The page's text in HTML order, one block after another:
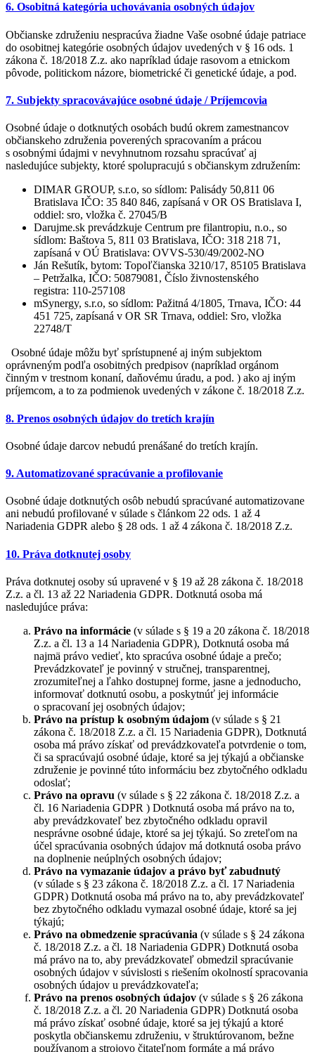
6. Osobitná kategória uchovávania osobných údajov
Občianske združeniu nespracúva žiadne Vaše osobné údaje patriace
do osobitnej kategórie osobných údajov uvedených v § 16 ods. 1
zákona č. 18/2018 Z.z. ako napríklad údaje rasovom a etnickom
pôvode, politickom názore, biometrické či genetické údaje, a pod.
7. Subjekty spracovávajúce osobné údaje / Príjemcovia
Osobné údaje o dotknutých osobách budú okrem zamestnancov
občianskeho združenia poverených spracovaním a prácou
s osobnými údajmi v nevyhnutnom rozsahu spracúvať aj
nasledujúce subjekty, ktoré spolupracujú s občianskym združením:
DIMAR GROUP, s.r.o, so sídlom: Palisády 50,811 06
Bratislava IČO: 35 840 846, zapísaná v OR OS Bratislava I,
oddiel: sro, vložka č. 27045/B
Darujme.sk prevádzkuje Centrum pre filantropiu, n.o., so
sídlom: Baštova 5, 811 03 Bratislava, IČO: 318 218 71,
zapísaná v OÚ Bratislava: OVVS-530/49/2002-NO
Ján Rešutík, bytom: Topoľčianska 3210/17, 85105 Bratislava
– Petržalka, IČO: 50879081, Číslo živnostenského
registra: 110-257108
mSynergy, s.r.o, so sídlom: Pažitná 4/1805, Trnava, IČO: 44
451 725, zapísaná v OR SR Trnava, oddiel: Sro, vložka
22748/T
Osobné údaje môžu byť sprístupnené aj iným subjektom
oprávneným podľa osobitných predpisov (napríklad orgánom
činným v trestnom konaní, daňovému úradu, a pod. ) ako aj iným
príjemcom, a to za podmienok uvedených v zákone č. 18/2018 Z.z.
8. Prenos osobných údajov do tretích krajín
Osobné údaje darcov nebudú prenášané do tretích krajín.
9. Automatizované spracúvanie a profilovanie
Osobné údaje dotknutých osôb nebudú spracúvané automatizovane
ani nebudú profilované v súlade s článkom 22 ods. 1 až 4
Nariadenia GDPR alebo § 28 ods. 1 až 4 zákona č. 18/2018 Z.z.
10. Práva dotknutej osoby
Práva dotknutej osoby sú upravené v § 19 až 28 zákona č. 18/2018
Z.z. a čl. 13 až 22 Nariadenia GDPR. Dotknutá osoba má
nasledujúce práva:
Právo na informácie (v súlade s § 19 a 20 zákona č. 18/2018
Z.z. a čl. 13 a 14 Nariadenia GDPR), Dotknutá osoba má
najmä právo vedieť, kto spracúva osobné údaje a prečo;
Prevádzkovateľ je povinný v stručnej, transparentnej,
zrozumiteľnej a ľahko dostupnej forme, jasne a jednoducho,
informovať dotknutú osobu, a poskytnúť jej informácie
o spracovaní jej osobných údajov;
Právo na prístup k osobným údajom (v súlade s § 21
zákona č. 18/2018 Z.z. a čl. 15 Nariadenia GDPR), Dotknutá
osoba má právo získať od prevádzkovateľa potvrdenie o tom,
či sa spracúvajú osobné údaje, ktoré sa jej týkajú a občianske
združenie je povinné túto informáciu bez zbytočného odkladu
odoslať;
Právo na opravu (v súlade s § 22 zákona č. 18/2018 Z.z. a
čl. 16 Nariadenia GDPR ) Dotknutá osoba má právo na to,
aby prevádzkovateľ bez zbytočného odkladu opravil
nesprávne osobné údaje, ktoré sa jej týkajú. So zreteľom na
účel spracúvania osobných údajov má dotknutá osoba právo
na doplnenie neúplných osobných údajov;
Právo na vymazanie údajov a právo byť zabudnutý
(v súlade s § 23 zákona č. 18/2018 Z.z. a čl. 17 Nariadenia
GDPR) Dotknutá osoba má právo na to, aby prevádzkovateľ
bez zbytočného odkladu vymazal osobné údaje, ktoré sa jej
týkajú;
Právo na obmedzenie spracúvania (v súlade s § 24 zákona
č. 18/2018 Z.z. a čl. 18 Nariadenia GDPR) Dotknutá osoba
má právo na to, aby prevádzkovateľ obmedzil spracúvanie
osobných údajov v súvislosti s riešením okolností spracovania
osobných údajov u prevádzkovateľa;
Právo na prenos osobných údajov (v súlade s § 26 zákona
č. 18/2018 Z.z. a čl. 20 Nariadenia GDPR) Dotknutá osoba
má právo získať osobné údaje, ktoré sa jej týkajú a ktoré
poskytla občianskemu združeniu, v štruktúrovanom, bežne
používanom a strojovo čitateľnom formáte a má právo